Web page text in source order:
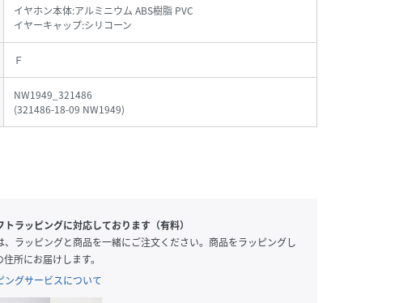
イヤホン本体:アルミニウム ABS樹脂 PVC
イヤーキャップ:シリコーン
Ｆ
NW1949_321486
(321486-18-09 NW1949)
ラッピングに対応しております（有料）
、ラッピングと商品を一緒にご注文ください。商品をラッピングし
所にお届けします。
ングサービスについて